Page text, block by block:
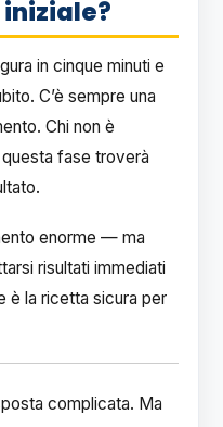
in cinque minuti e
C’è sempre una
Chi non è
fase troverà
enorme — ma
risultati immediati
è la ricetta sicura per
complicata. Ma